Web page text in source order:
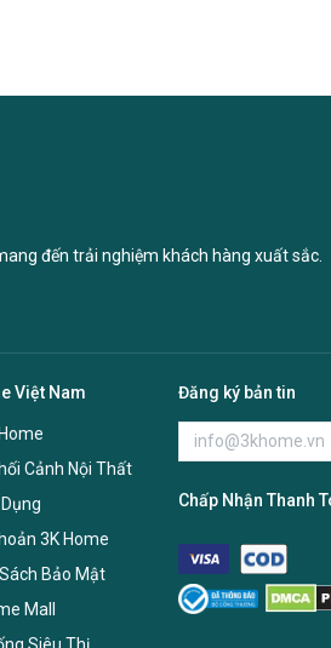
đến trải nghiệm khách hàng xuất sắc.
Việt Nam
Cảnh Nội Thất
3K Home
Bảo Mật
Mall
Siêu Thị
Đăng ký bản tin
Chấp Nhận Thanh